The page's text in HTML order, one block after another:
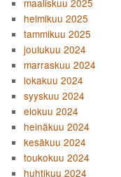
helmikuu 2025
tammikuu 2025
joulukuu 2024
marraskuu 2024
lokakuu 2024
syyskuu 2024
elokuu 2024
heinäkuu 2024
kesäkuu 2024
toukokuu 2024
huhtikuu 2024